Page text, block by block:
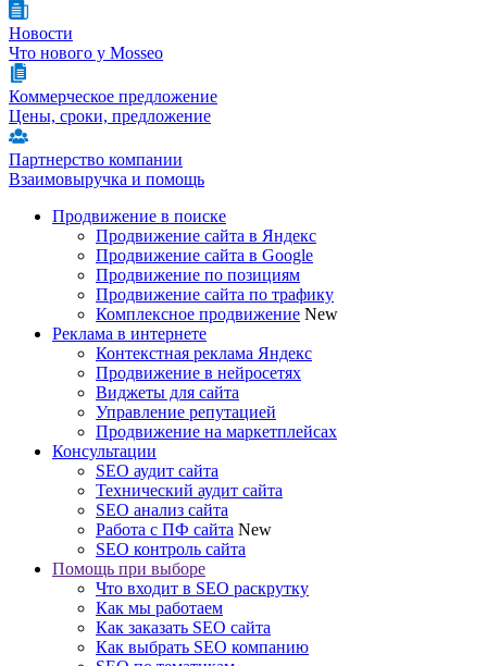
Новости
Что нового у Mosseo
Коммерческое предложение
Цены, сроки, предложение
Партнерство компании
Взаимовыручка и помощь
Продвижение в поиске
Продвижение сайта в Яндекс
Продвижение сайта в Google
Продвижение по позициям
Продвижение сайта по трафику
Комплексное продвижение New
Реклама в интернете
Контекстная реклама Яндекс
Продвижение в нейросетях
Виджеты для сайта
Управление репутацией
Продвижение на маркетплейсах
Консультации
SEO аудит сайта
Технический аудит сайта
SEO анализ сайта
Работа с ПФ сайта New
SEO контроль сайта
Помощь при выборе
Что входит в SEO раскрутку
Как мы работаем
Как заказать SEO сайта
Как выбрать SEO компанию